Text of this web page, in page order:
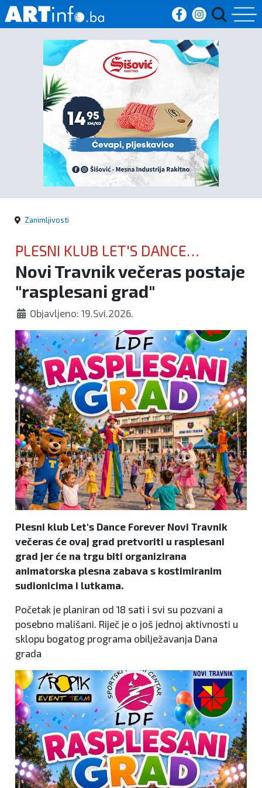
Početna
Vijesti
Sport
Kultura
Crna
kronika
Politika
Zanimljivosti
Zanimljivosti
PLESNI KLUB LET'S DANCE
FOREVER
Novi Travnik večeras postaje
"rasplesani grad"
Objavljeno: 19.Svi.2026.
Plesni klub Let's Dance Forever Novi Travnik
večeras će ovaj grad pretvoriti u rasplesani
grad jer će na trgu biti organizirana
animatorska plesna zabava s kostimiranim
sudionicima i lutkama.
Početak je planiran od 18 sati i svi su pozvani a
posebno mališani. Riječ je o još jednoj aktivnosti u
sklopu bogatog programa obilježavanja Dana
grada